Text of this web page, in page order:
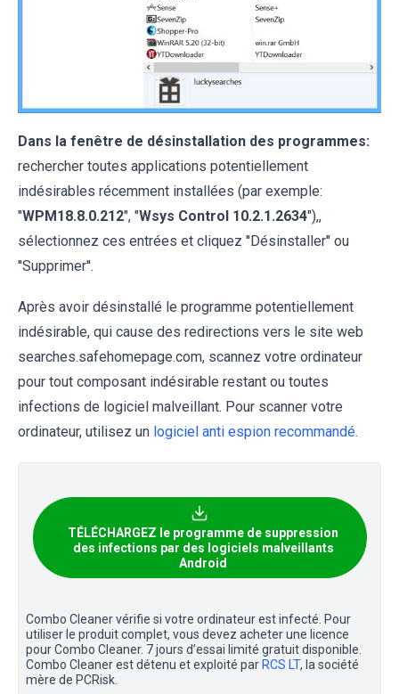
Dans la fenêtre de désinstallation des programmes:
rechercher toutes applications potentiellement
indésirables récemment installées (par exemple:
"WPM18.8.0.212", "Wsys Control 10.2.1.2634"),,
sélectionnez ces entrées et cliquez ''Désinstaller'' ou
''Supprimer''.
Après avoir désinstallé le programme potentiellement
indésirable, qui cause des redirections vers le site web
searches.safehomepage.com, scannez votre ordinateur
pour tout composant indésirable restant ou toutes
infections de logiciel malveillant. Pour scanner votre
ordinateur, utilisez un logiciel anti espion recommandé.
TÉLÉCHARGEZ le programme de suppression
des infections par des logiciels malveillants
Android
Combo Cleaner vérifie si votre ordinateur est infecté. Pour
utiliser le produit complet, vous devez acheter une licence
pour Combo Cleaner. 7 jours d’essai limité gratuit disponible.
Combo Cleaner est détenu et exploité par RCS LT, la société
mère de PCRisk.